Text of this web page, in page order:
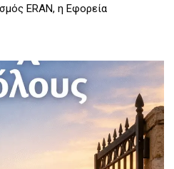
ERAN, η Εφορεία